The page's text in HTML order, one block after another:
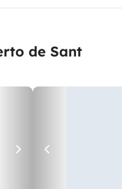
de Sant